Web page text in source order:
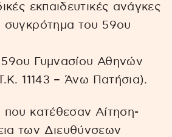
εκπαιδευτικές ανάγκες
συγκρότημα του 59ου
Γυμνασίου Αθηνών
11143 – Άνω Πατήσια).
που κατέθεσαν Αίτηση-
των Διευθύνσεων